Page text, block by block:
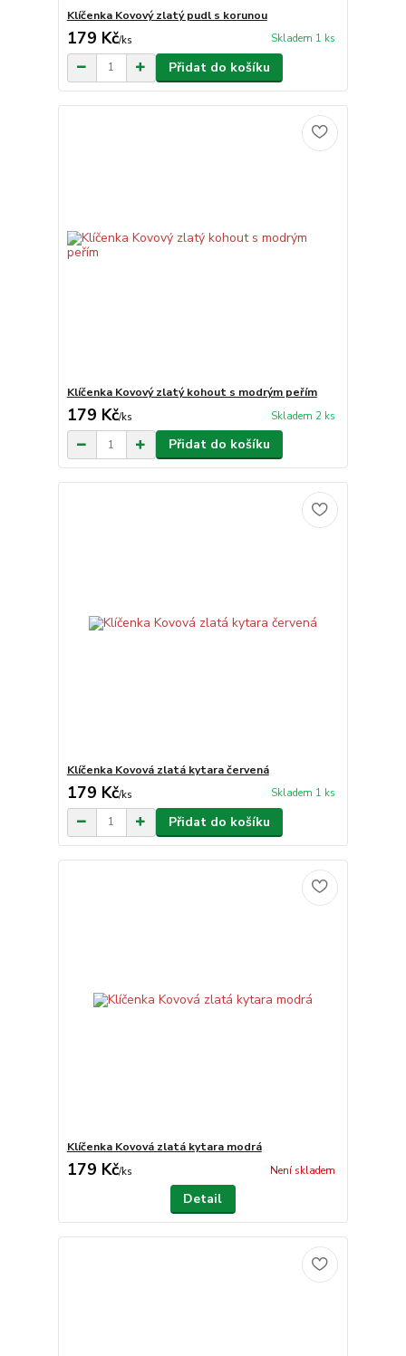
Klíčenka Kovový zlatý pudl s korunou
179 Kč/ks Skladem 1 ks
Přidat do košíku
Klíčenka Kovový zlatý kohout s modrým peřím
179 Kč/ks Skladem 2 ks
Přidat do košíku
Klíčenka Kovová zlatá kytara červená
179 Kč/ks Skladem 1 ks
Přidat do košíku
Klíčenka Kovová zlatá kytara modrá
179 Kč/ks Není skladem
Detail